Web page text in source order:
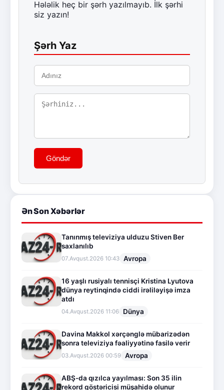
Hələlik heç bir şərh yazılmayıb. İlk şərhi
siz yazın!
Şərh Yaz
Göndər
Ən Son Xəbərlər
Tanınmış televiziya ulduzu Stiven Ber
saxlanılıb
07.Avqust.2026 10:43 Avropa
16 yaşlı rusiyalı tennisçi Kristina Lyutova
dünya reytinqində ciddi irəliləyişə imza
atdı
04.Avqust.2026 11:06 Dünya
Davina Makkol xərçənglə mübarizədən
sonra televiziya fəaliyyətinə fasilə verir
03.Avqust.2026 00:59 Avropa
ABŞ-da qızılca yayılması: Son 35 ilin
rekord göstəricisi müşahidə olunur